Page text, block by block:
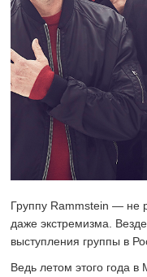
Группу Rammstein — не
даже экстремизма.
выступления группы в
Ведь летом этого года